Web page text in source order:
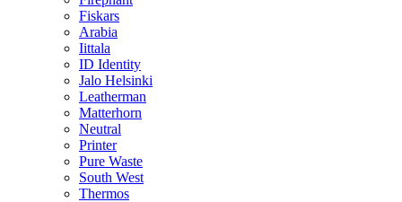
Fiskars
Arabia
Iittala
ID Identity
Jalo Helsinki
Leatherman
Matterhorn
Neutral
Printer
Pure Waste
South West
Thermos